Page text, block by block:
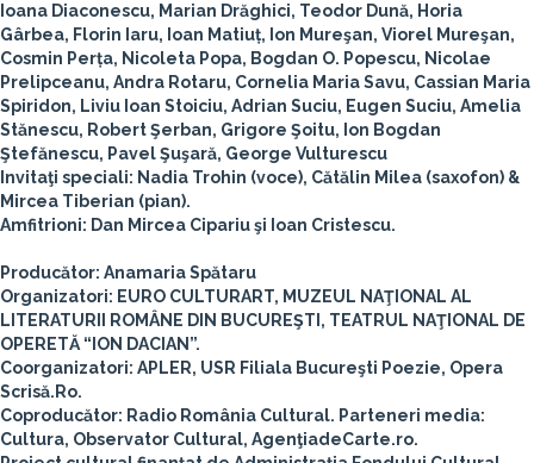
Ioana Diaconescu, Marian Drăghici, Teodor Dună, Horia
Gârbea, Florin Iaru, Ioan Matiuț, Ion Mureşan, Viorel Mureşan,
Cosmin Perța, Nicoleta Popa, Bogdan O. Popescu, Nicolae
Prelipceanu, Andra Rotaru, Cornelia Maria Savu, Cassian Maria
Spiridon, Liviu Ioan Stoiciu, Adrian Suciu, Eugen Suciu, Amelia
Stănescu, Robert Şerban, Grigore Şoitu, Ion Bogdan
Ştefănescu, Pavel Şuşară, George Vulturescu
Invitaţi speciali: Nadia Trohin (voce), Cătălin Milea (saxofon) &
Mircea Tiberian (pian).
Amfitrioni: Dan Mircea Cipariu şi Ioan Cristescu.
Producător: Anamaria Spătaru
Organizatori: EURO CULTURART, MUZEUL NAŢIONAL AL
LITERATURII ROMÂNE DIN BUCUREŞTI, TEATRUL NAŢIONAL DE
OPERETĂ “ION DACIAN”.
Coorganizatori: APLER, USR Filiala Bucureşti Poezie, Opera
Scrisă.Ro.
Coproducător: Radio România Cultural. Parteneri media:
Cultura, Observator Cultural, AgenţiadeCarte.ro.